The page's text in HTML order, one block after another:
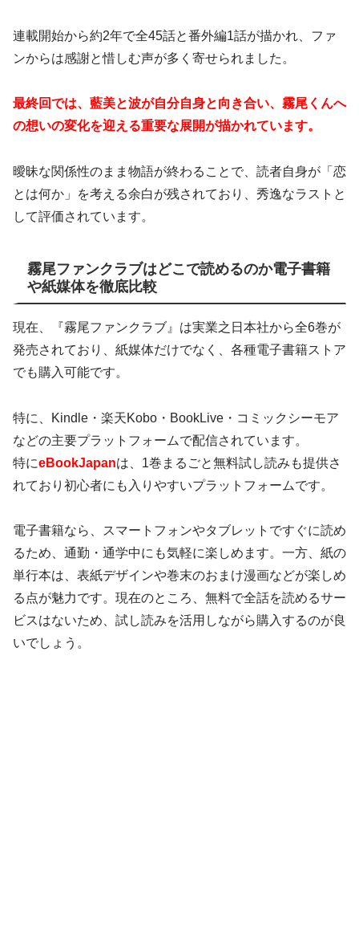
連載開始から約2年で全45話と番外編1話が描かれ、ファ
ンからは感謝と惜しむ声が多く寄せられました。
最終回では、藍美と波が自分自身と向き合い、霧尾くんへ
の想いの変化を迎える重要な展開が描かれています。
曖昧な関係性のまま物語が終わることで、読者自身が「恋
とは何か」を考える余白が残されており、秀逸なラストと
して評価されています。
霧尾ファンクラブはどこで読めるのか電子書籍
や紙媒体を徹底比較
現在、『霧尾ファンクラブ』は実業之日本社から全6巻が
発売されており、紙媒体だけでなく、各種電子書籍ストア
でも購入可能です。
特に、Kindle・楽天Kobo・BookLive・コミックシーモア
などの主要プラットフォームで配信されています。
特にeBookJapanは、1巻まるごと無料試し読みも提供さ
れており初心者にも入りやすいプラットフォームです。
電子書籍なら、スマートフォンやタブレットですぐに読め
るため、通勤・通学中にも気軽に楽しめます。一方、紙の
単行本は、表紙デザインや巻末のおまけ漫画などが楽しめ
る点が魅力です。現在のところ、無料で全話を読めるサー
ビスはないため、試し読みを活用しながら購入するのが良
いでしょう。